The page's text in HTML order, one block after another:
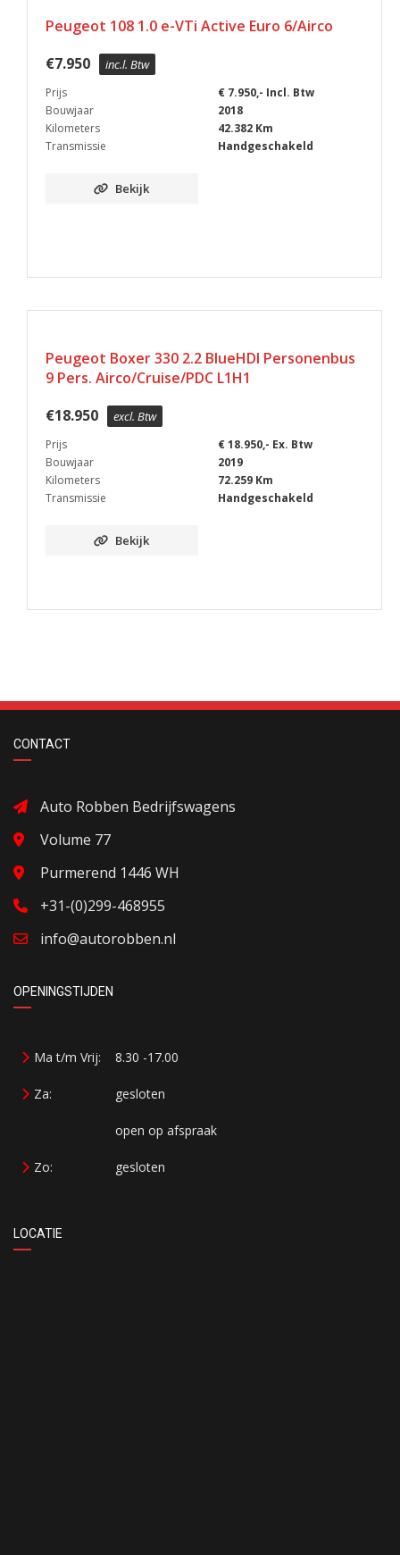
Peugeot 108 1.0 e-VTi Active Euro 6/Airco
€7.950 inc.l. Btw
Prijs
€ 7.950,- Incl. Btw
Bouwjaar
2018
Kilometers
42.382 Km
Transmissie
Handgeschakeld
Bekijk
Peugeot Boxer 330 2.2 BlueHDI Personenbus
9 Pers. Airco/Cruise/PDC L1H1
€18.950 excl. Btw
Prijs
€ 18.950,- Ex. Btw
Bouwjaar
2019
Kilometers
72.259 Km
Transmissie
Handgeschakeld
Bekijk
CONTACT
Auto Robben Bedrijfswagens
Volume 77
Purmerend 1446 WH
+31-(0)299-468955
info@autorobben.nl
OPENINGSTIJDEN
Ma t/m Vrij: 8.30 -17.00
Za: gesloten
open op afspraak
Zo: gesloten
LOCATIE